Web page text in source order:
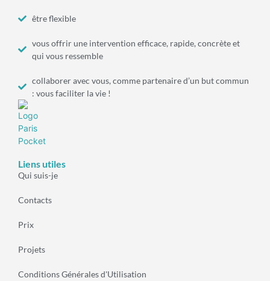
être flexible
vous offrir une intervention efficace, rapide, concrète et
qui vous ressemble
collaborer avec vous, comme partenaire d’un but commun
: vous faciliter la vie !
Liens utiles
Qui suis-je
Contacts
Prix
Projets
Conditions Générales d'Utilisation